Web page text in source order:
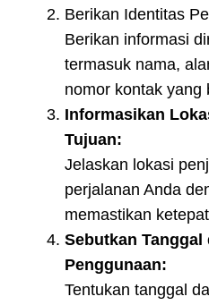
Berikan Identitas
Berikan informasi
termasuk nama,
nomor kontak yang
Informasikan
Tujuan:
Jelaskan lokasi
perjalanan Anda
memastikan
Sebutkan Tanggal
Penggunaan:
Tentukan tanggal